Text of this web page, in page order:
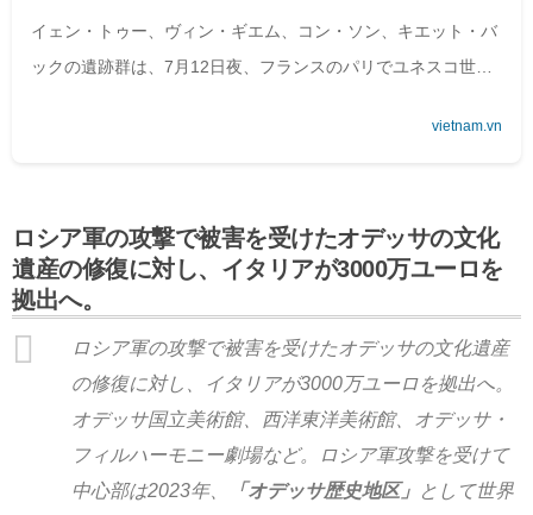
イェン・トゥー、ヴィン・ギエム、コン・ソン、キエット・バ
ックの遺跡群は、7月12日夜、フランスのパリでユネスコ世界
vietnam.vn
ロシア軍の攻撃で被害を受けたオデッサの文化
遺産の修復に対し、イタリアが3000万ユーロを
拠出へ。
ロシア軍の攻撃で被害を受けたオデッサの文化遺産
の修復に対し、イタリアが3000万ユーロを拠出へ。
オデッサ国立美術館、西洋東洋美術館、オデッサ・
フィルハーモニー劇場など。ロシア軍攻撃を受けて
中心部は2023年、
「オデッサ歴史地区」 として世界